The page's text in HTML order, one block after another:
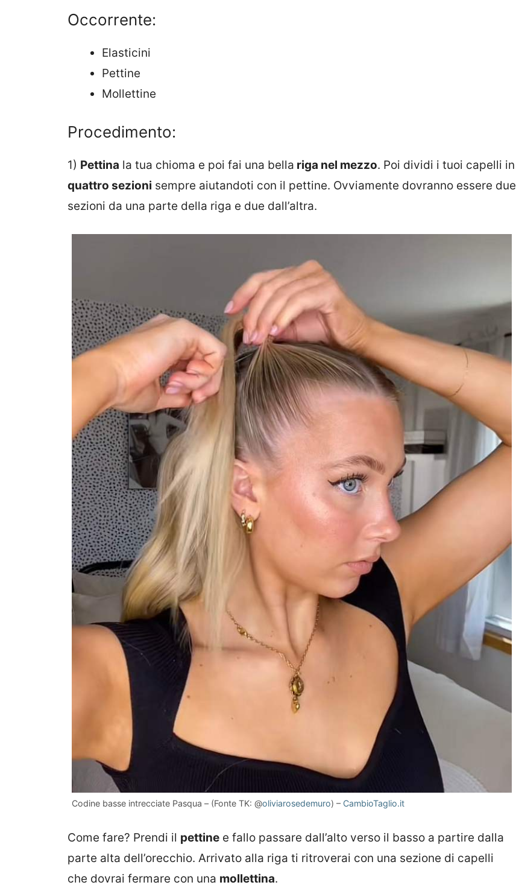
Occorrente:
Elasticini
Pettine
Mollettine
Procedimento:
1) Pettina la tua chioma e poi fai una bella riga nel mezzo. Poi dividi i tuoi capelli in
quattro sezioni sempre aiutandoti con il pettine. Ovviamente dovranno essere due
sezioni da una parte della riga e due dall’altra.
Codine basse intrecciate Pasqua – (Fonte TK: @oliviarosedemuro) – CambioTaglio.it
Come fare? Prendi il pettine e fallo passare dall’alto verso il basso a partire dalla
parte alta dell’orecchio. Arrivato alla riga ti ritroverai con una sezione di capelli
che dovrai fermare con una mollettina.